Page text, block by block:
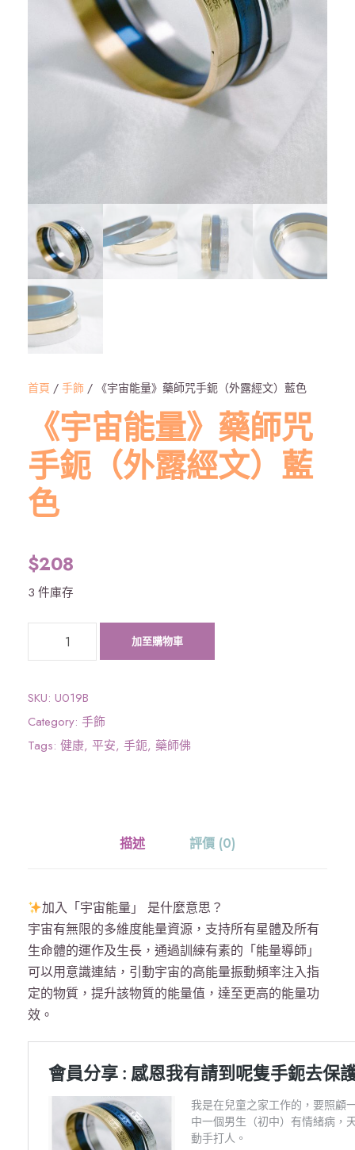
首頁 / 手飾 / 《宇宙能量》藥師咒手鈪（外露經文）藍色
《宇宙能量》藥師咒
手鈪（外露經文）藍
色
$208
3 件庫存
能
量
》
露
經
文
）
藍
色
數
加至購物車
SKU: U019B
Category: 手飾
Tags: 健康, 平安, 手鈪, 藥師佛
描述 評價 (0)
加入「宇宙能量」 是什麼意思？
宇宙有無限的多維度能量資源，支持所有星體及所有
生命體的運作及生長，通過訓練有素的「能量導師」
可以用意識連結，引動宇宙的高能量振動頻率注入指
定的物質，提升該物質的能量值，達至更高的能量功
效。